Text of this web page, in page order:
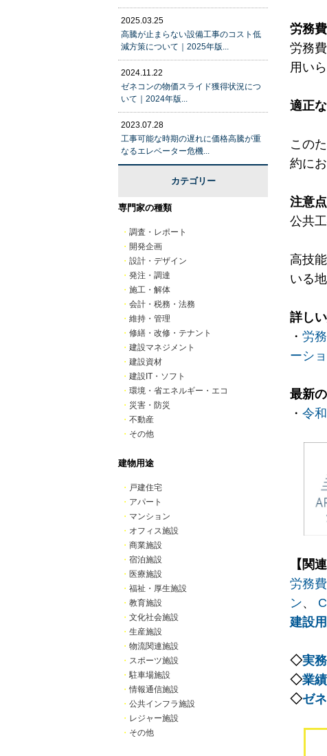
労務
労務
用いら
適正
この
約に
注意点
公共
高技
いる
詳し
・ 労
ーシ
最新
・ 令
【関
労務
ン、
建設
◇実
◇業
◇ゼ
2025.03.25
高騰が止まらない設備工事のコスト低
減方策について｜2025年版...
2024.11.22
ゼネコンの物価スライド獲得状況につ
いて｜2024年版...
2023.07.28
工事可能な時期の遅れに価格高騰が重
なるエレベーター危機...
カテゴリー
専門家の種類
・ 調査・レポート
・ 開発企画
・ 設計・デザイン
・ 発注・調達
・ 施工・解体
・ 会計・税務・法務
・ 維持・管理
・ 修繕・改修・テナント
・ 建設マネジメント
・ 建設資材
・ 建設IT・ソフト
・ 環境・省エネルギー・エコ
・ 災害・防災
・ 不動産
・ その他
建物用途
・ 戸建住宅
・ アパート
・ マンション
・ オフィス施設
・ 商業施設
・ 宿泊施設
・ 医療施設
・ 福祉・厚生施設
・ 教育施設
・ 文化社会施設
・ 生産施設
・ 物流関連施設
・ スポーツ施設
・駐車場施設
・情報通信施設
・ 公共インフラ施設
・ レジャー施設
・ その他